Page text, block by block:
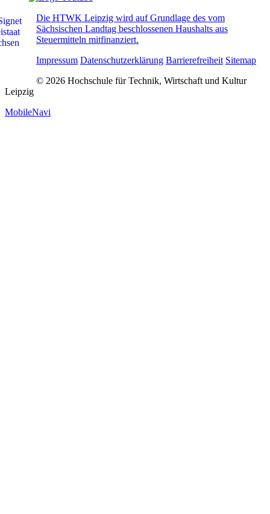
Die HTWK Leipzig wird auf Grundlage des vom
Sächsischen Landtag beschlossenen Haushalts aus
Steuermitteln mitfinanziert.
Impressum Datenschutzerklärung Barrierefreiheit Sitemap
© 2026 Hochschule für Technik, Wirtschaft und Kultur
Leipzig
MobileNavi